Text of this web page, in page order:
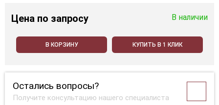
Цена по запросу В наличии
В КОРЗИНУ КУПИТЬ В 1 КЛИК
Остались вопросы?
Получите консультацию нашего специалиста